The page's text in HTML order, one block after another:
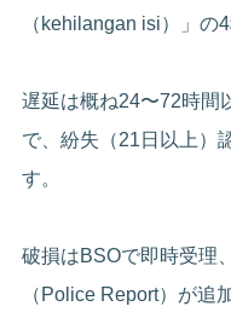
（kehilangan isi）」の4
遅延は概ね24〜72時間
で、紛失（21日以上）
す。
破損はBSOで即時受理
（Police Report）が追